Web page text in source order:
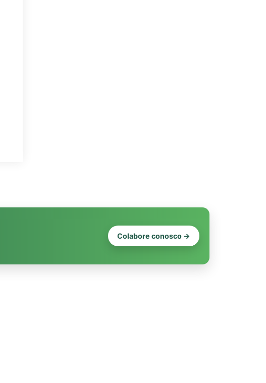
Colabore conosco →